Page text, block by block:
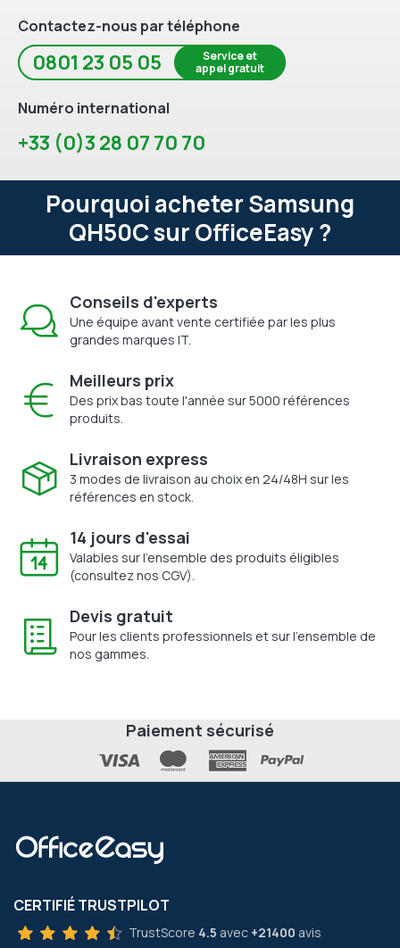
Contactez-nous par téléphone
0801 23 05 05
Service et
appel gratuit
Numéro international
+33 (0)3 28 07 70 70
Pourquoi acheter Samsung
QH50C sur OfficeEasy ?
Conseils d'experts
Une équipe avant vente certifiée par les plus
grandes marques IT.
Meilleurs prix
Des prix bas toute l'année sur 5000 références
produits.
Livraison express
3 modes de livraison au choix en 24/48H sur les
références en stock.
14 jours d'essai
Valables sur l'ensemble des produits éligibles
(consultez nos CGV).
Devis gratuit
Pour les clients professionnels et sur l'ensemble de
nos gammes.
Paiement sécurisé
CERTIFIÉ TRUSTPILOT
TrustScore 4.5 avec +21400 avis